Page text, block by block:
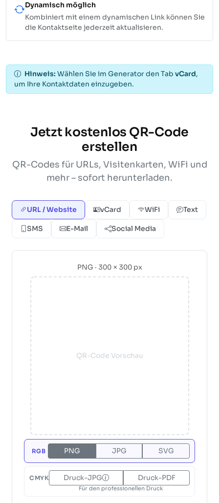
Dynamisch möglich
Kombiniert mit einem dynamischen Link können Sie
die Kontaktseite jederzeit aktualisieren.
Hinweis: Wählen Sie im Generator den Tab vCard,
um Ihre Kontaktdaten einzugeben.
Jetzt kostenlos QR-Code
erstellen
QR-Codes für URLs, Visitenkarten, WiFi und
mehr – sofort herunterladen.
URL / Website vCard WiFi Text
SMS E-Mail Social Media
PNG · 300 × 300 px
QR-Code Vorschau
RGB PNG JPG SVG
CMYK Druck-JPG Druck-PDF
Für den professionellen Druck